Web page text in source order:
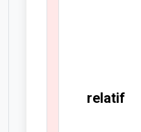
relatif